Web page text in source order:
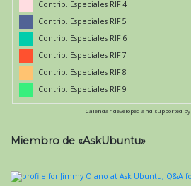
Contrib. Especiales RIF 4
Contrib. Especiales RIF 5
Contrib. Especiales RIF 6
Contrib. Especiales RIF 7
Contrib. Especiales RIF 8
Contrib. Especiales RIF 9
Calendar developed and supported by
Miembro de «AskUbuntu»